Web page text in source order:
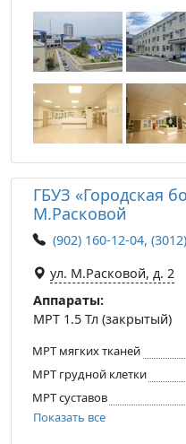
ГБУЗ «Городская
М.Расковой
(902) 160-12-04,
ул. М.Расковой, д. 2
Аппараты:
МРТ 1.5 Тл (закрытый)
МРТ мягких тканей
МРТ грудной клетки
МРТ суставов
Показать все